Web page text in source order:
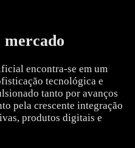
mercado
encontra-se em um
tecnológica e
tanto por avanços
pela crescente integração
produtos digitais e